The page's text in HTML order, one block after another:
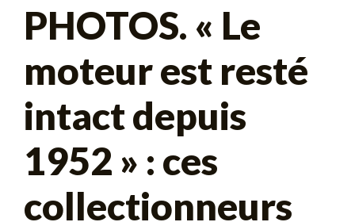
PHOTOS. « Le
moteur est resté
intact depuis
1952 » : ces
collectionneurs